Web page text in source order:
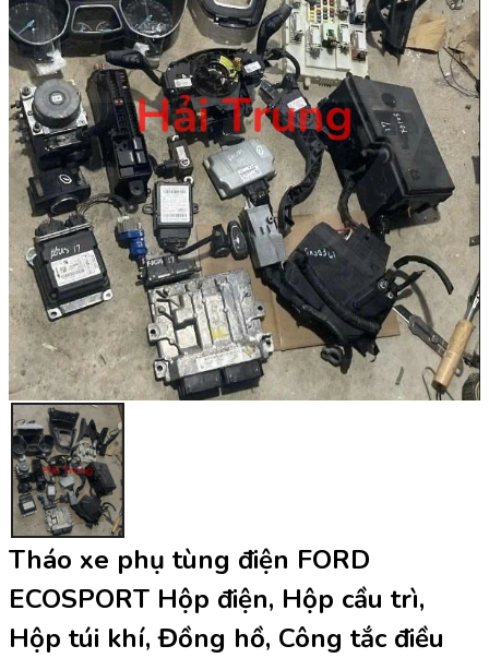
Tháo xe phụ tùng điện FORD
ECOSPORT Hộp điện, Hộp cầu trì,
Hộp túi khí, Đồng hồ, Công tắc điều